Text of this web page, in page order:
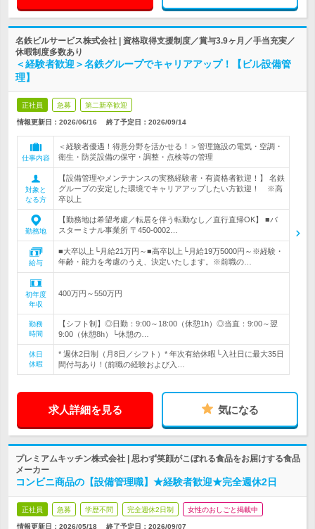
名鉄ビルサービス株式会社 | 資格取得支援制度／賞与3.9ヶ月／手当充実／
休暇制度多数あり
＜経験者歓迎＞名鉄グループでキャリアアップ！【ビル設備管
理】
正社員 急募 第二新卒歓迎
情報更新日：2026/06/16 終了予定日： 2026/09/14
仕事内容
＜経験者優遇！得意分野を活かせる！＞管理施設の電気・空調・
衛生・防災設備の保守・調整・点検等の管理
対象と
なる方
【設備管理やメンテナンスの実務経験者・有資格者歓迎！】 名鉄
グループの安定した環境でキャリアアップしたい方歓迎！ ※高
卒以上
勤務地
【勤務地は希望考慮／転居を伴う転勤なし／直行直帰OK】 ■バ
スターミナル事業所 〒450-0002…
給与
■大卒以上└月給21万円～■高卒以上└月給19万5000円～※経験・
年齢・能力を考慮のうえ、決定いたします。※前職の…
初年度
年収
400万円～550万円
勤務
時間
【シフト制】◎日勤：9:00～18:00（休憩1h）◎当直：9:00～翌
9:00（休憩8h）└休憩の…
休日
休暇
* 週休2日制（月8日／シフト）* 年次有給休暇└入社日に最大35日
間付与あり！(前職の経験および入…
求人詳細を見る 気になる
プレミアムキッチン株式会社 | 思わず笑顔がこぼれる食品をお届けする食品
メーカー
コンビニ商品の【設備管理職】★経験者歓迎★完全週休2日
正社員 急募 学歴不問 完全週休2日制 女性のおしごと掲載中
情報更新日：2026/05/18 終了予定日： 2026/09/07